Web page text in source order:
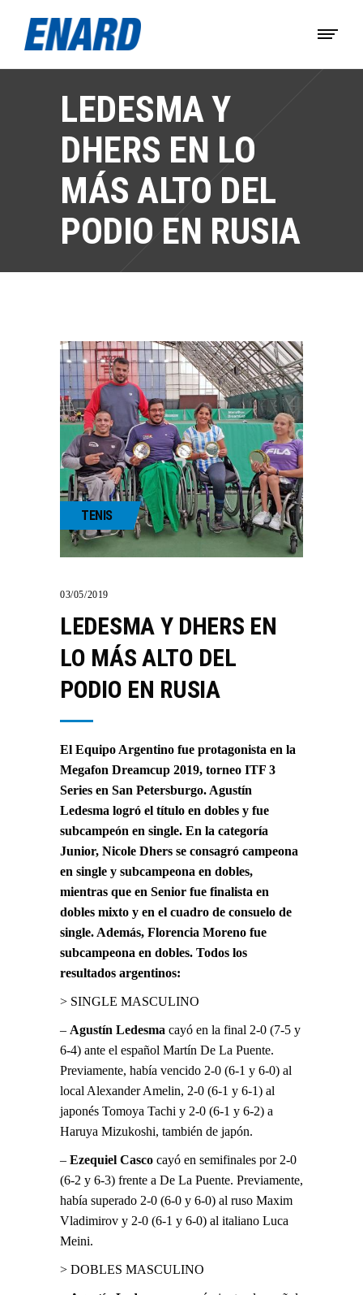
LEDESMA Y
DHERS EN LO
MÁS ALTO DEL
PODIO EN RUSIA
TENIS
03/05/2019
LEDESMA Y DHERS EN
LO MÁS ALTO DEL
PODIO EN RUSIA
El Equipo Argentino fue protagonista en la
Megafon Dreamcup 2019, torneo ITF 3
Series en San Petersburgo. Agustín
Ledesma logró el título en dobles y fue
subcampeón en single. En la categoría
Junior, Nicole Dhers se consagró campeona
en single y subcampeona en dobles,
mientras que en Senior fue finalista en
dobles mixto y en el cuadro de consuelo de
single. Además, Florencia Moreno fue
subcampeona en dobles. Todos los
resultados argentinos:
> SINGLE MASCULINO
– Agustín Ledesma cayó en la final 2-0 (7-5 y
6-4) ante el español Martín De La Puente.
Previamente, había vencido 2-0 (6-1 y 6-0) al
local Alexander Amelin, 2-0 (6-1 y 6-1) al
japonés Tomoya Tachi y 2-0 (6-1 y 6-2) a
Haruya Mizukoshi, también de japón.
– Ezequiel Casco cayó en semifinales por 2-0
(6-2 y 6-3) frente a De La Puente. Previamente,
había superado 2-0 (6-0 y 6-0) al ruso Maxim
Vladimirov y 2-0 (6-1 y 6-0) al italiano Luca
Meini.
> DOBLES MASCULINO